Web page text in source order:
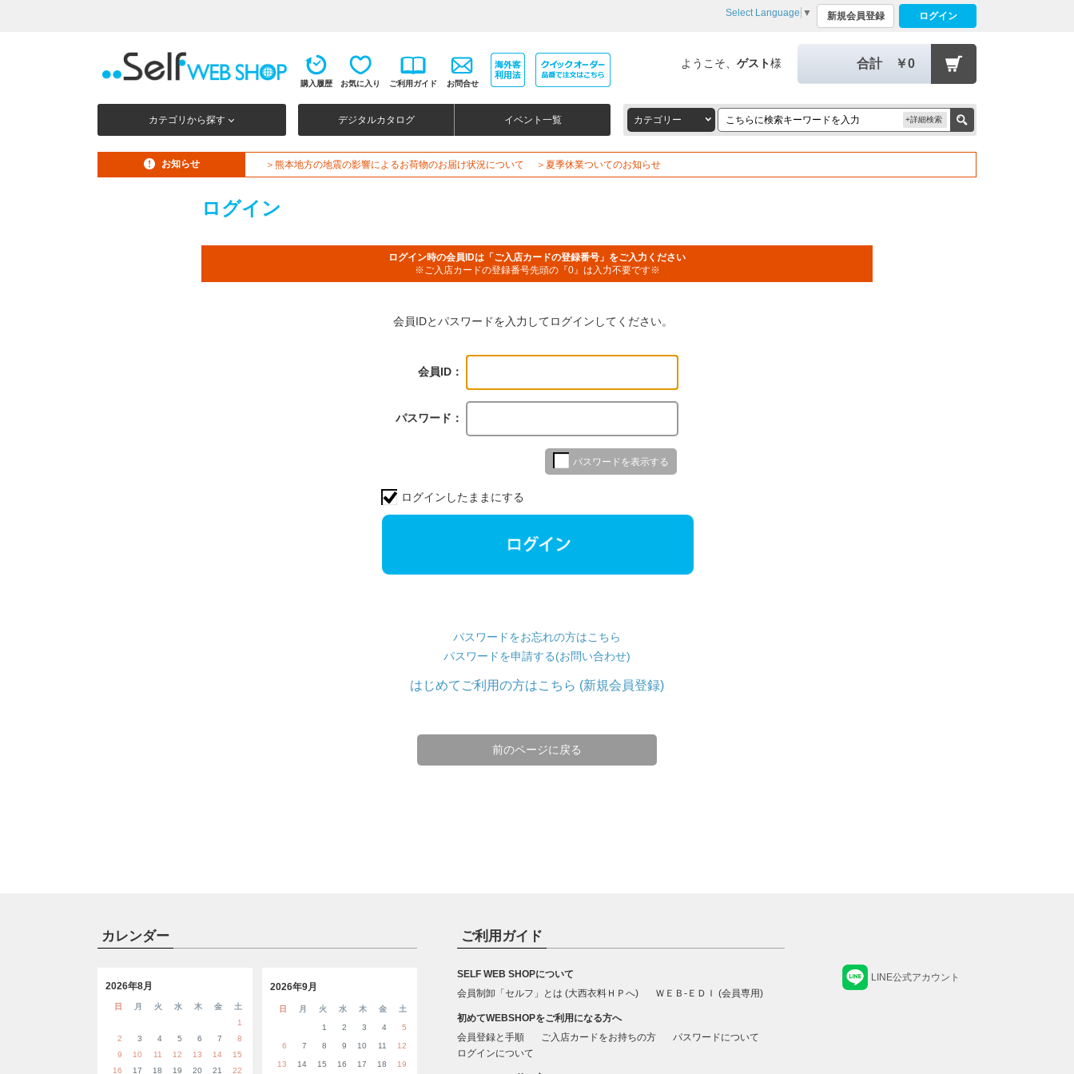
ログイン
新規会員登録
Select Language ▼
購入履歴 お気に入り ご利用ガイド お問合せ
ようこそ、 ゲスト様 合計 ￥0
カテゴリから探す デジタルカタログ イベント一覧 カテゴリー +詳細検索
お知らせ ＞熊本地方の地震の影響によるお荷物のお届け状況について ＞夏季休業ついてのお知らせ
ログイン
ログイン時の会員IDは「ご入店カードの登録番号」をご入力ください
※ご入店カードの登録番号先頭の『0』は入力不要です※
会員IDとパスワードを入力してログインしてください。
会員ID：
パスワード：
パスワードを表示する
ログインしたままにする
パスワードをお忘れの方はこちら
パスワードを申請する(お問い合わせ)
はじめてご利用の方はこちら (新規会員登録)
前のページに戻る
カレンダー
2026年8月
日 月 火 水 木 金
土
1
2
3 4 5 6 7
8
9
10 11 12 13 14
15
16
17 18 19 20 21 22
2026年9月
日 月 火 水 木 金 土
1 2 3 4 5
6 7 8 9 10 11 12
13 14 15 16 17 18 19
ご利用ガイド
SELF WEB SHOPについて
会員制卸「セルフ」とは (大西衣料ＨＰへ)
ＷＥＢ-ＥＤＩ (会員専用)
初めてWEBSHOPをご利用になる方へ
会員登録と手順
ご入店カードをお持ちの方
パスワードについて
ログインについて
LINE公式アカウント